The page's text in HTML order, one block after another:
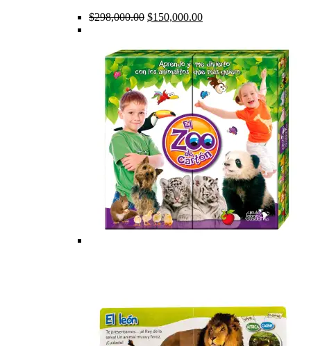
$298,000.00 El
era:
$298,000.00.
$150,000.00El
es:
$150,000.00.